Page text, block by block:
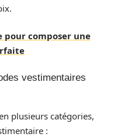
pour composer une
vestimentaires
plusieurs catégories,
: